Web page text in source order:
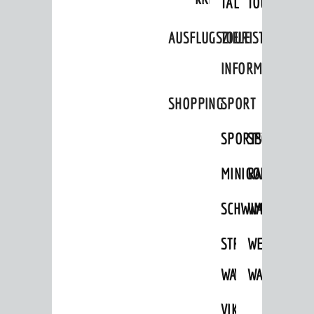
AUSFLUGSZIELE
TOURIST
INFORMATION
SHOPPINGSPORT
SPORTSTÄTTEN
MINIGOLFRADFAHREN
SCHWIMMEN
STRANDBAD
WAIDSEE
TSG
VIKTOR-
WANDERN
WEINHEIMER